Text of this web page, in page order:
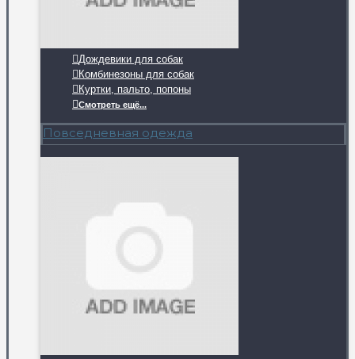
Дождевики для собак
Комбинезоны для собак
Куртки, пальто, попоны
Смотреть ещё...
Повседневная одежда